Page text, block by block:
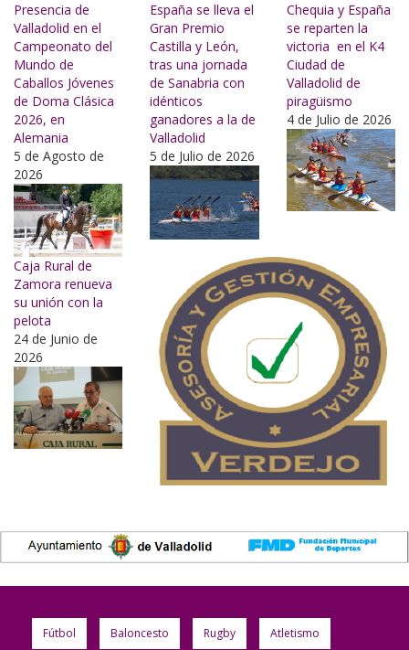
Presencia de
Valladolid en el
Campeonato del
Mundo de
Caballos Jóvenes
de Doma Clásica
2026, en
Alemania
5 de Agosto de
2026
España se lleva el
Gran Premio
Castilla y León,
tras una jornada
de Sanabria con
idénticos
ganadores a la de
Valladolid
5 de Julio de 2026
Chequia y España
se reparten la
victoria en el K4
Ciudad de
Valladolid de
piragüismo
4 de Julio de 2026
Caja Rural de
Zamora renueva
su unión con la
pelota
24 de Junio de
2026
Fútbol Baloncesto Rugby Atletismo